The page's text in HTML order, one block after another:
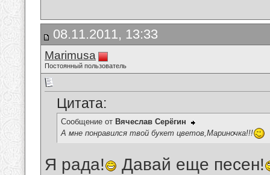
08.11.2011, 13:33
Marimusa
Постоянный пользователь
Цитата:
Сообщение от Вячеслав Серёгин
А мне понравился твой букет цветов,Мариночка!!!
Я рада! Давай еще песен!